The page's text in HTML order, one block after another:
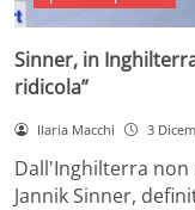
Sinner, in
ridicola”
Ilaria Macchi 3
Dall'Inghilterra non
Jannik Sinner,